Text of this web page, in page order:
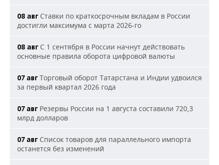
08 авг Ставки по краткосрочным вкладам в России
достигли максимума с марта 2026-го
08 авг С 1 сентября в России начнут действовать
основные правила оборота цифровой валюты
07 авг Торговый оборот Татарстана и Индии удвоился
за первый квартал 2026 года
07 авг Резервы России на 1 августа составили 720,3
млрд долларов
07 авг Список товаров для параллельного импорта
останется без изменений